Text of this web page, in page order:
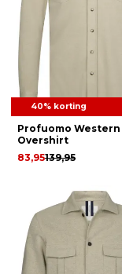
40% korting
Profuomo Western
Overshirt
139,95
83,95